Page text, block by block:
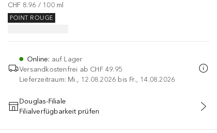
CHF 8.96 / 100 ml
POINT ROUGE
Online: auf Lager
Versandkostenfrei ab CHF 49.95
Lieferzeitraum: Mi., 12.08.2026 bis Fr., 14.08.2026
IN DEN WARENKORB
Douglas-Filiale
Filialverfügbarkeit prüfen